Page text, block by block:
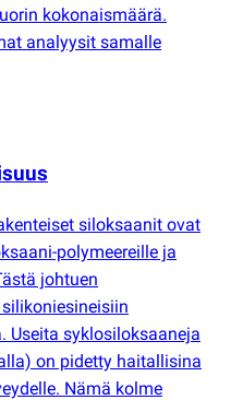
kokonaismäärä.
analyysit samalle
siloksaanit ovat
polymeereille ja
johtuen
Useita syklosiloksaaneja
on pidetty haitallisina
Nämä kolme